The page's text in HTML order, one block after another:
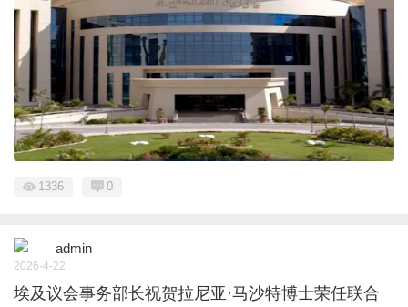
1336 0
admin
2026-4-22
埃及议会事务部长祝贺拉尼亚·马沙特博士荣任联合